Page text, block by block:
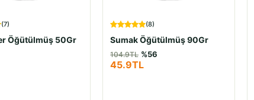
(7)
Öğütülmüş 50Gr
(8)
Sumak Öğütülmüş 90Gr
104.9TL %56
45.9TL